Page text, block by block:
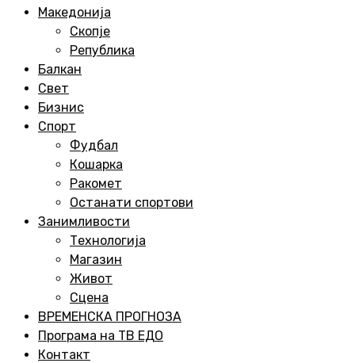
Македонија
Скопје
Република
Балкан
Свет
Бизнис
Спорт
Фудбал
Кошарка
Ракомет
Останати спортови
Занимливости
Технологија
Магазин
Живот
Сцена
ВРЕМЕНСКА ПРОГНОЗА
Програма на ТВ ЕДО
Контакт